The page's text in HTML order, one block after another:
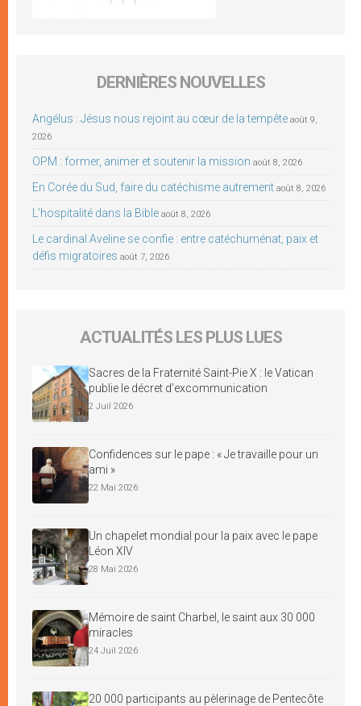
DERNIÈRES NOUVELLES
Angélus : Jésus nous rejoint au cœur de la tempête août 9,
2026
OPM : former, animer et soutenir la mission août 8, 2026
En Corée du Sud, faire du catéchisme autrement août 8, 2026
L’hospitalité dans la Bible août 8, 2026
Le cardinal Aveline se confie : entre catéchuménat, paix et
défis migratoires août 7, 2026
ACTUALITÉS LES PLUS LUES
Sacres de la Fraternité Saint-Pie X : le Vatican
publie le décret d’excommunication
2 Juil 2026
Confidences sur le pape : « Je travaille pour un
ami »
22 Mai 2026
Un chapelet mondial pour la paix avec le pape
Léon XIV
28 Mai 2026
Mémoire de saint Charbel, le saint aux 30 000
miracles
24 Juil 2026
20 000 participants au pèlerinage de Pentecôte